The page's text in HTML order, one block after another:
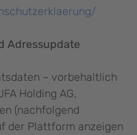
Adressupdate
– vorbehaltlich
Holding AG,
(nachfolgend
der Plattform anzeigen